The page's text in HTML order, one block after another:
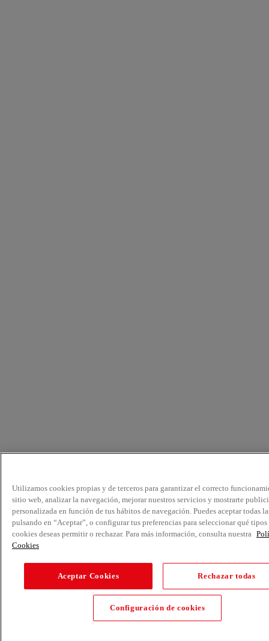
Utilizamos cookies propias y de terceros para garantizar el correcto
sitio web, analizar la navegación, mejorar nuestros servicios y mostrarte
personalizada en función de tus hábitos de navegación. Puedes aceptar todas
pulsando en “Aceptar”, o configurar tus preferencias para seleccionar qué tipos
cookies deseas permitir o rechazar. Para más información, consulta nuestra
Cookies
Aceptar Cookies Rechazar todas
Configuración de cookies